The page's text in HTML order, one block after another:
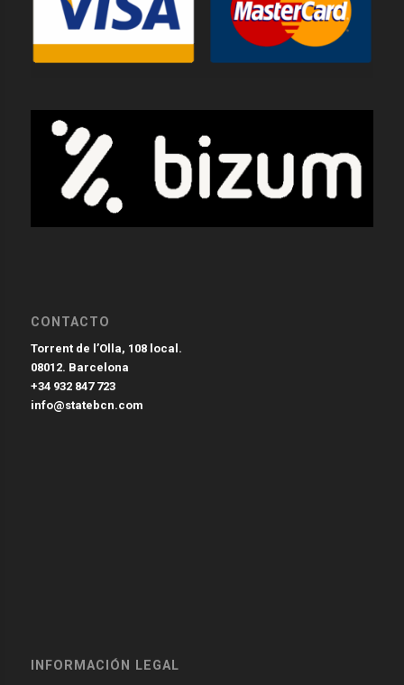
CONTACTO
Torrent de l’Olla, 108 local.
08012. Barcelona
+34 932 847 723
info@statebcn.com
INFORMACIÓN LEGAL